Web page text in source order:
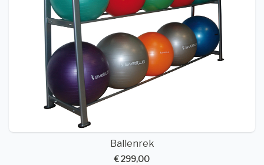
Ballenrek
€ 299,00